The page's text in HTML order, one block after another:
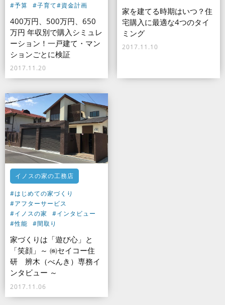
#予算
#子育て#資金計画
400万円、500万円、650
万円 年収別で購入シミュレ
ーション！一戸建て・マン
ションごとに検証
2017.11.20
家を建てる時期はいつ？住
宅購入に最適な4つのタイ
ミング
2017.11.10
イノスの家の工務店
#はじめての家づくり
#アフターサービス
#イノスの家
#インタビュー
#性能
#間取り
家づくりは「遊び心」と
「笑顔」～ ㈱セイコー住
研 辨木（べんき）専務イ
ンタビュー ～
2017.11.06